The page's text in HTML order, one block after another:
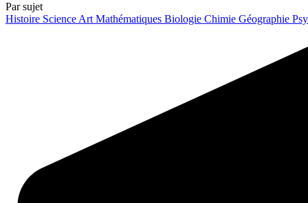
Par sujet
Histoire Science Art Mathématiques Biologie Chimie Géographie